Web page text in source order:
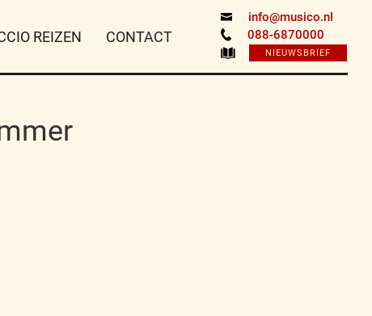
info@musico.nl
088-6870000
NIEUWSBRIEF
REIZEN CONTACT